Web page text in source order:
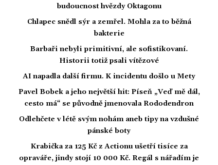
budoucnost hvězdy Oktagonu
Chlapec snědl sýr a zemřel. Mohla za to běžná
bakterie
Barbaři nebyli primitivní, ale sofistikovaní.
Historii totiž psali vítězové
AI napadla další firmu. K incidentu došlo u Mety
Pavel Bobek a jeho největší hit: Píseň „Veď mě dál,
cesto má“ se původně jmenovala Rododendron
Odlehčete v létě svým nohám aneb tipy na vzdušné
pánské boty
Krabička za 125 Kč z Actionu ušetří tisíce za
opraváře, jindy stojí 10 000 Kč. Regál s nářadím je